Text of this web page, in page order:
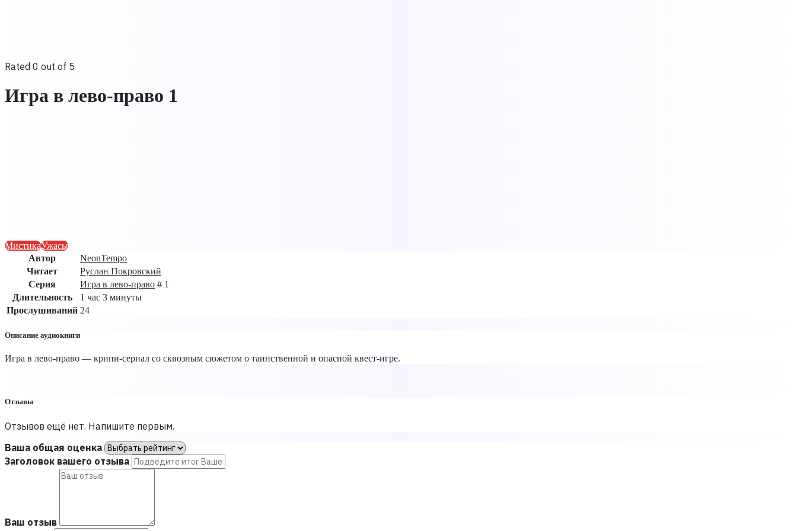
Rated 0 out of 5
Игра в лево-право 1
МистикаУжасы
Автор
NeonTempo
Читает
Руслан Покровский
Серия
Игра в лево-право # 1
Длительность
1 час 3 минуты
Прослушиваний 24
Описание аудиокниги
Игра в лево-право — крипи-сериал со сквозным сюжетом о таинственной и опасной квест-игре.
Отзывы
Отзывов ещё нет. Напишите первым.
Ваша общая оценка
Заголовок вашего отзыва
Ваш отзыв